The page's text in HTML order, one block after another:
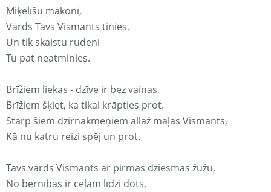
Miķelīšu mākonī,
Vārds Tavs Vismants tinies,
Un tik skaistu rudeni
Tu pat neatminies.
Brīžiem liekas - dzīve ir bez vainas,
Brīžiem šķiet, ka tikai krāpties prot.
Starp šiem dzirnakmeņiem allaž maļas Vismants,
Kā nu katru reizi spēj un prot.
Tavs vārds Vismants ar pirmās dziesmas žūžu,
No bērnības ir ceļam līdzi dots,